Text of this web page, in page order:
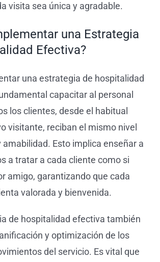
visita sea única y agradable.
una Estrategia
Efectiva?
una estrategia de hospitalidad
capacitar al personal
los clientes, desde el habitual
visitante, reciban el mismo nivel
amabilidad. Esto implica enseñar a
a tratar a cada cliente como si
amigo, garantizando que cada
valorada y bienvenida.
de hospitalidad efectiva también
y optimización de los
del servicio. Es vital que